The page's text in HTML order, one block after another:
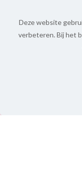
Deze website
verbeteren. Bij het